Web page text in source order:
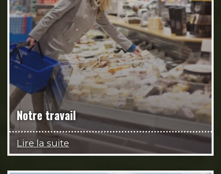
Notre travail
Lire la suite